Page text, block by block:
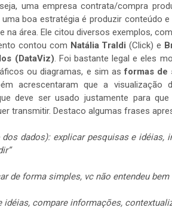
uma empresa contrata/compra
boa estratégia é produzir conteúdo
na área. Ele citou diversos exemplos,
contou com Natália Traldi (Click) e
(DataViz). Foi bastante legal e eles
ou diagramas, e sim asformas de
acrescentaram que a
deve ser usado justamente para
transmitir. Destaco algumas frases
dados): explicar pesquisas e idéias,
de forma simples, vc não entendeu
idéias, compare informações,